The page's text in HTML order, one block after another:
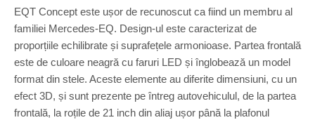
c
e
d
e
s
E
Q
C
EQT Concept este ușor de recunoscut ca fiind un membru al
familiei Mercedes-EQ. Design-ul este caracterizat de
proporțiile echilibrate și suprafețele armonioase. Partea frontală
este de culoare neagră cu faruri LED și înglobează un model
format din stele. Aceste elemente au diferite dimensiuni, cu un
efect 3D, și sunt prezente pe întreg autovehiculul, de la partea
frontală, la roțile de 21 inch din aliaj ușor până la plafonul